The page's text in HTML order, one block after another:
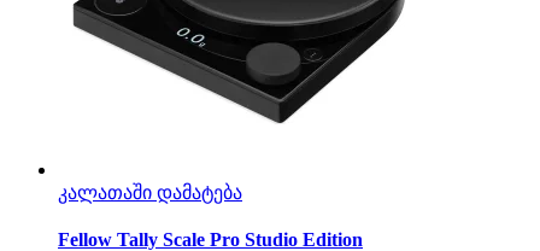
კალათაში დამატება
Fellow Tally Scale Pro Studio Edition